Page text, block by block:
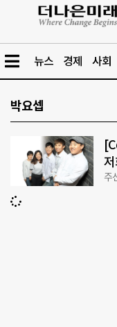
뉴스 경제 사회
박요셉
주